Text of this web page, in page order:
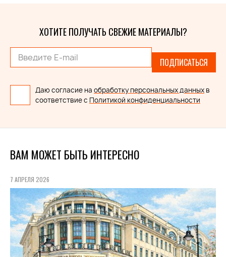
ХОТИТЕ ПОЛУЧАТЬ СВЕЖИЕ МАТЕРИАЛЫ?
ПОДПИСАТЬСЯ
Даю согласие на обработку персональных данных в
соответствие с Политикой конфиденциальности
ВАМ МОЖЕТ БЫТЬ ИНТЕРЕСНО
7 АПРЕЛЯ 2026